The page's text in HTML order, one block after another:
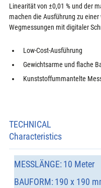
Linearität von ±0,01 % und der
machen die Ausführung zu
Wegmessungen mit digitaler
Low-Cost-Ausführung
Gewichtsarme und flache
Kunststoffummantelte
TECHNICAL
Characteristics
MESSLÄNGE: 10 Meter
BAUFORM: 190 x 190